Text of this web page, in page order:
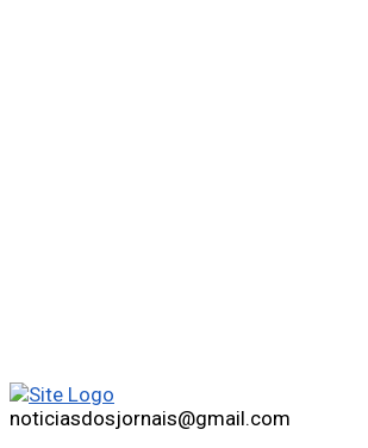
noticiasdosjornais@gmail.com